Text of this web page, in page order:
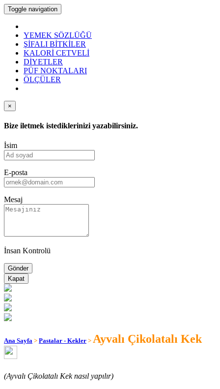
Toggle navigation
YEMEK SÖZLÜĞÜ
ŞİFALI BİTKİLER
KALORİ CETVELİ
DİYETLER
PÜF NOKTALARI
ÖLÇÜLER
×
Bize iletmek istediklerinizi yazabilirsiniz.
İsim
E-posta
Mesaj
İnsan Kontrolü
Kapat
Ana Sayfa > Pastalar - Kekler > Ayvalı Çikolatalı Kek
(Ayvalı Çikolatalı Kek nasıl yapılır)